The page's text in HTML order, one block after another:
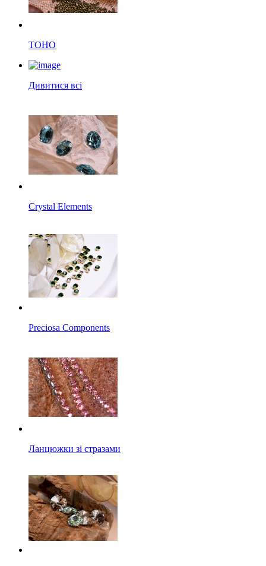
TOHO
Дивитися всі
Crystal Elements
Preciosa Components
Ланцюжки зі стразами